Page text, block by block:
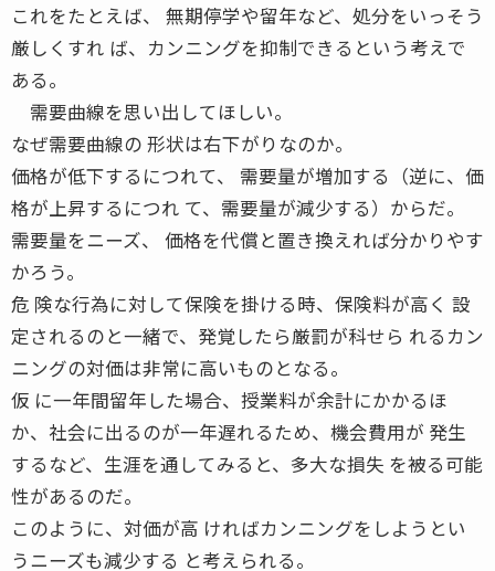
これをたとえば、 無期停学や留年など、処分をいっそう
厳しくすれ ば、カンニングを抑制できるという考えで
ある。
需要曲線を思い出してほしい。
なぜ需要曲線の 形状は右下がりなのか。
価格が低下するにつれて、 需要量が増加する（逆に、価
格が上昇するにつれ て、需要量が減少する）からだ。
需要量をニーズ、 価格を代償と置き換えれば分かりやす
かろう。
危 険な行為に対して保険を掛ける時、保険料が高く 設
定されるのと一緒で、発覚したら厳罰が科せら れるカン
ニングの対価は非常に高いものとなる。
仮 に一年間留年した場合、授業料が余計にかかるほ
か、社会に出るのが一年遅れるため、機会費用が 発生
するなど、生涯を通してみると、多大な損失 を被る可能
性があるのだ。
このように、対価が高 ければカンニングをしようとい
うニーズも減少する と考えられる。